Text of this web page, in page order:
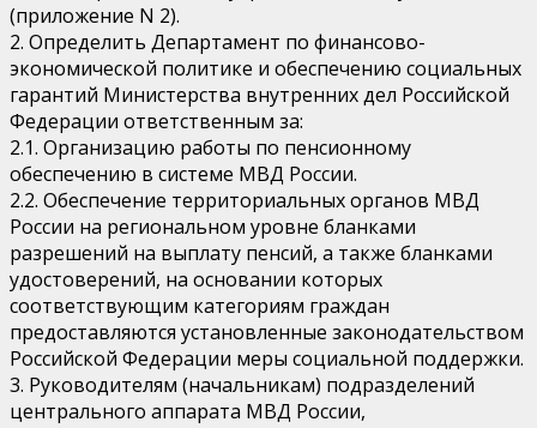
(приложение N 2).
2. Определить Департамент по финансово-
экономической политике и обеспечению социальных
гарантий Министерства внутренних дел Российской
Федерации ответственным за:
2.1. Организацию работы по пенсионному
обеспечению в системе МВД России.
2.2. Обеспечение территориальных органов МВД
России на региональном уровне бланками
разрешений на выплату пенсий, а также бланками
удостоверений, на основании которых
соответствующим категориям граждан
предоставляются установленные законодательством
Российской Федерации меры социальной поддержки.
3. Руководителям (начальникам) подразделений
центрального аппарата МВД России,